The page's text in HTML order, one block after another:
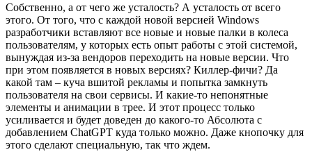
Собственно, а от чего же усталость? А усталость от всего
этого. От того, что с каждой новой версией Windows
разработчики вставляют все новые и новые палки в колеса
пользователям, у которых есть опыт работы с этой системой,
вынуждая из-за вендоров переходить на новые версии. Что
при этом появляется в новых версиях? Киллер-фичи? Да
какой там – куча вшитой рекламы и попытка замкнуть
пользователя на свои сервисы. И какие-то непонятные
элементы и анимации в трее. И этот процесс только
усиливается и будет доведен до какого-то Абсолюта с
добавлением ChatGPT куда только можно. Даже кнопочку для
этого сделают специальную, так что ждем.